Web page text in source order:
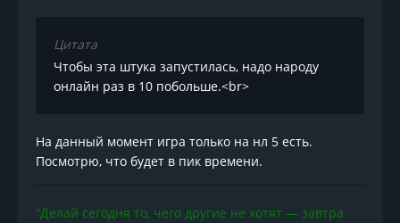
Цитата
Чтобы эта штука запустилась, надо народу
онлайн раз в 10 побольше.<br>
На данный момент игра только на нл 5 есть.
Посмотрю, что будет в пик времени.
"Делай сегодня то, чего другие не хотят — завтра